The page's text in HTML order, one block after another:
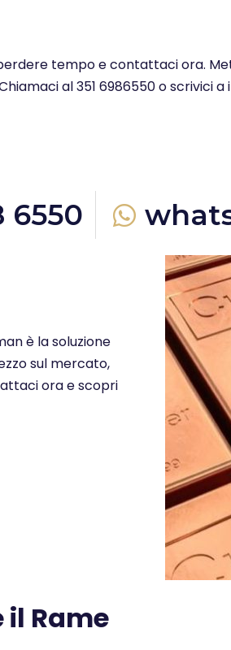
tempo e contattaci ora.
al 351 6986550 o scrivici
6550
è la soluzione
sul mercato,
ora e scopri
Rame